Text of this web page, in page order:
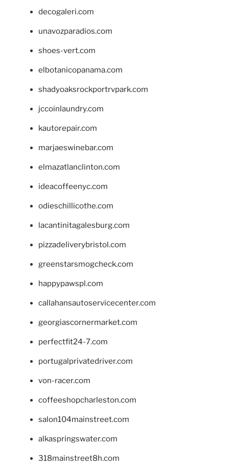
decogaleri.com
unavozparadios.com
shoes-vert.com
elbotanicopanama.com
shadyoaksrockportrvpark.com
jccoinlaundry.com
kautorepair.com
marjaeswinebar.com
elmazatlanclinton.com
ideacoffeenyc.com
odieschillicothe.com
lacantinitagalesburg.com
pizzadeliverybristol.com
greenstarsmogcheck.com
happypawspl.com
callahansautoservicecenter.com
georgiascornermarket.com
perfectfit24-7.com
portugalprivatedriver.com
von-racer.com
coffeeshopcharleston.com
salon104mainstreet.com
alkaspringswater.com
318mainstreet8h.com